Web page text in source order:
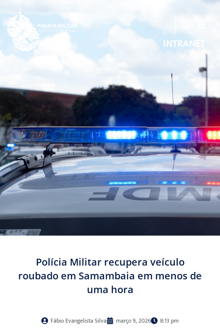
INTRANET
Polícia Militar recupera veículo
roubado em Samambaia em menos de
uma hora
Fábio Evangelista Silva março 9, 2026 8:13 pm